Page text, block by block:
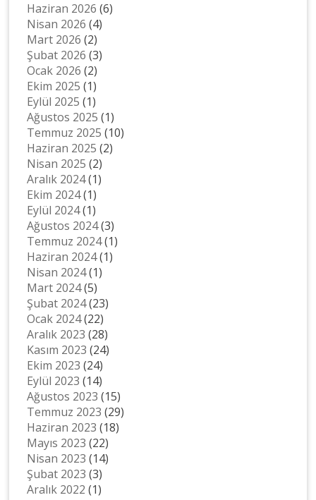
Haziran 2026 (6)
Nisan 2026 (4)
Mart 2026 (2)
Şubat 2026 (3)
Ocak 2026 (2)
Ekim 2025 (1)
Eylül 2025 (1)
Ağustos 2025 (1)
Temmuz 2025 (10)
Haziran 2025 (2)
Nisan 2025 (2)
Aralık 2024(1)
Ekim 2024(1)
Eylül 2024(1)
Ağustos 2024(3)
Temmuz 2024(1)
Haziran 2024(1)
Nisan 2024(1)
Mart 2024(5)
Şubat 2024(23)
Ocak 2024(22)
Aralık 2023 (28)
Kasım 2023 (24)
Ekim 2023 (24)
Eylül 2023 (14)
Ağustos 2023 (15)
Temmuz 2023 (29)
Haziran 2023 (18)
Mayıs 2023 (22)
Nisan 2023 (14)
Şubat 2023 (3)
Aralık 2022 (1)